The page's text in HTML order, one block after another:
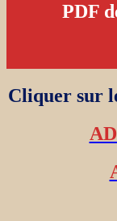
PDF
Cliquer sur